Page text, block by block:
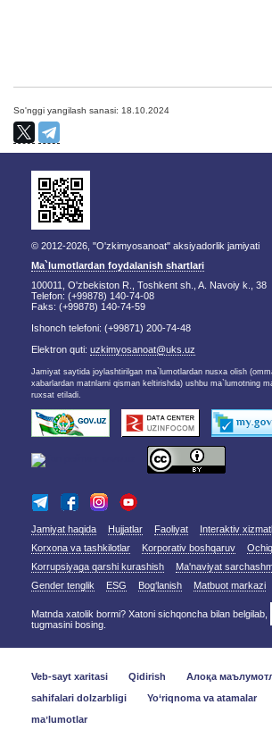
So'nggi yangilash sanasi: 18.10.2024
© 2012-2026, "O'zkimyosanoat" aksiyadorlik jamiyati
Ma`lumotlardan foydalanish shartlari
100011, O'zbekiston R., Toshkent sh., A. Navoiy k., 38
Telefon: (+99878) 140-74-08
Faks: (+99878) 140-74-59
Ishonch telefoni: (+99871) 200-74-48
Elektron quti: uzkimyosanoat@uks.uz
Jamiyat saytida joylashtirilgan ma`lumotlardan nusxa olish
xabarlardan matnlarni qisman keltirishda) ushbu ma`lumotning
ruxsat etiladi.
Jamiyat haqida Hujjatlar Faoliyat
Interaktiv
Korxona va tashkilotlar
Korporativ boshqaruv
Korrupsiyaga qarshi kurashish
Ma'naviyat
Gender tenglik
ESG Bog‘lanish Matbuot markazi
Matnda xatolik bormi? Xatoni sichqoncha bilan belgilab,
tugmasini bosing.
Veb-sayt xaritasi Qidirish Алоқа
sahifalari dolzarbligi
Yo‘riqnoma va atamalar
maʼlumotlar